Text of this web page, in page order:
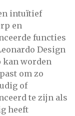
intuïtief
en
functies
Design
kan worden
om zo
of
te zijn als
heeft